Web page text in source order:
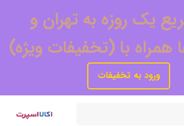
یک روزه به تهران و
با (تخفیفات ویژه)
ورود به تخفیفات